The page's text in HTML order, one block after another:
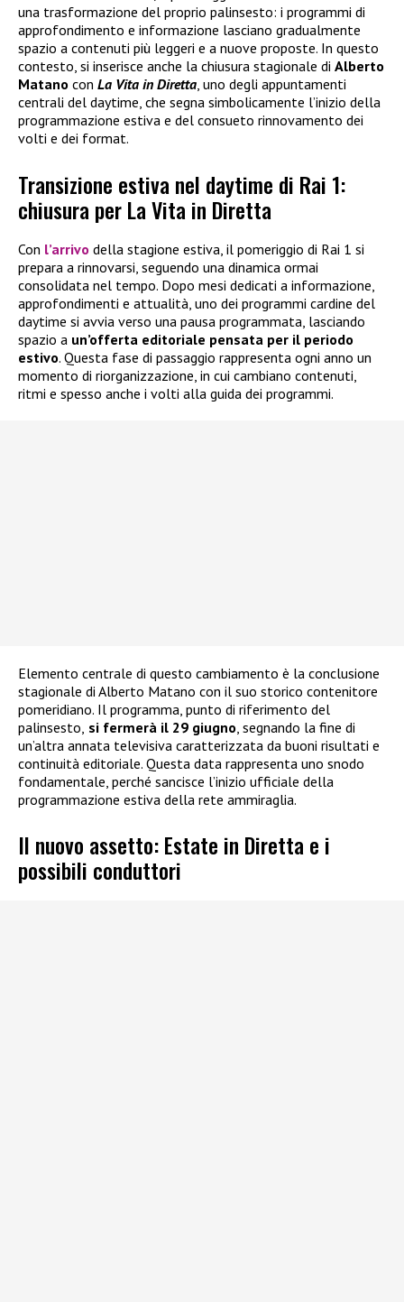
una trasformazione del proprio palinsesto: i programmi di
approfondimento e informazione lasciano gradualmente
spazio a contenuti più leggeri e a nuove proposte. In questo
contesto, si inserisce anche la chiusura stagionale di Alberto
Matano con La Vita in Diretta, uno degli appuntamenti
centrali del daytime, che segna simbolicamente l’inizio della
programmazione estiva e del consueto rinnovamento dei
volti e dei format.
Transizione estiva nel daytime di Rai 1:
chiusura per La Vita in Diretta
Con l’arrivo della stagione estiva, il pomeriggio di Rai 1 si
prepara a rinnovarsi, seguendo una dinamica ormai
consolidata nel tempo. Dopo mesi dedicati a informazione,
approfondimenti e attualità, uno dei programmi cardine del
daytime si avvia verso una pausa programmata, lasciando
spazio a un’offerta editoriale pensata per il periodo
estivo. Questa fase di passaggio rappresenta ogni anno un
momento di riorganizzazione, in cui cambiano contenuti,
ritmi e spesso anche i volti alla guida dei programmi.
Elemento centrale di questo cambiamento è la conclusione
stagionale di Alberto Matano con il suo storico contenitore
pomeridiano. Il programma, punto di riferimento del
palinsesto, si fermerà il 29 giugno , segnando la fine di
un’altra annata televisiva caratterizzata da buoni risultati e
continuità editoriale. Questa data rappresenta uno snodo
fondamentale, perché sancisce l’inizio ufficiale della
programmazione estiva della rete ammiraglia.
Il nuovo assetto: Estate in Diretta e i
possibili conduttori